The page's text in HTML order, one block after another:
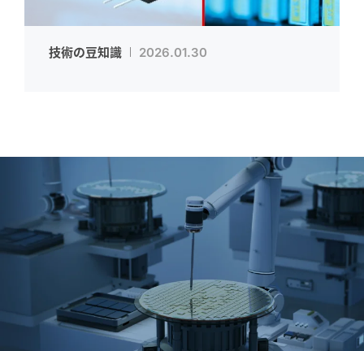
技術の豆知識 2026.01.30